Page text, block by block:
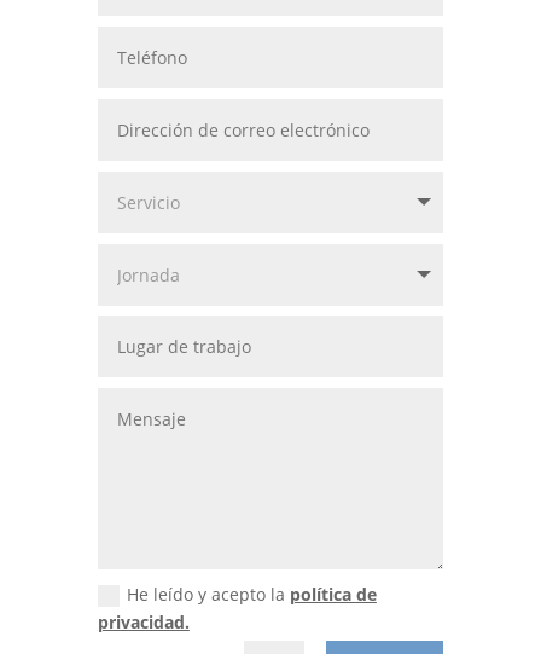
He leído y acepto la política de
privacidad.